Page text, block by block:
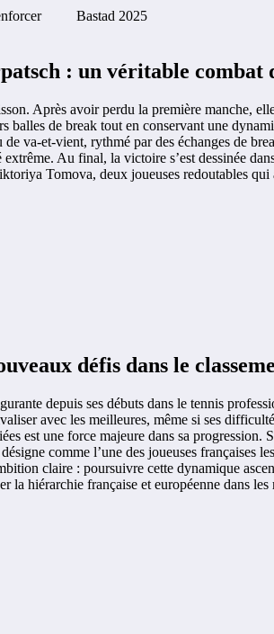
Bastad 2025
: un véritable combat
Après avoir perdu la première manche,
balles de break tout en conservant une
va-et-vient, rythmé par des échanges de
Au final, la victoire s’est dessinée
Tomova, deux joueuses redoutables
défis dans le
depuis ses débuts dans le tennis
avec les meilleures, même si ses
est une force majeure dans sa
comme l’une des joueuses françaises
claire : poursuivre cette dynamique
la hiérarchie française et européenne dans les